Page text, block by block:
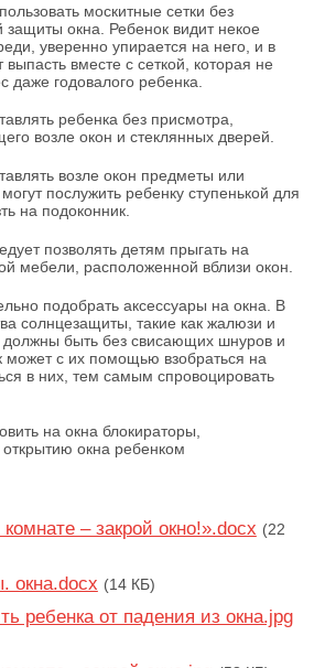
москитные сетки без
защиты окна. Ребенок видит некое
уверенно упирается на него, и в
выпасть вместе с сеткой, которая не
даже годовалого ребенка.
ребенка без присмотра,
возле окон и стеклянных дверей.
возле окон предметы или
послужить ребенку ступенькой для
на подоконник.
позволять детям прыгать на
мебели, расположенной вблизи окон.
подобрать аксессуары на окна. В
солнцезащиты, такие как жалюзи и
быть без свисающих шнуров и
может с их помощью взобраться на
в них, тем самым спровоцировать
на окна блокираторы,
окна ребенком
– закрой окно!».docx (22
окна.docx (14 КБ)
ребенка от падения из окна.jpg